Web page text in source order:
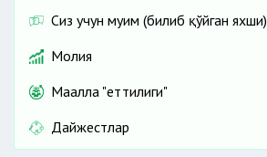
Сиз учун муҳим (билиб қўйган яхши)
Молия
Маҳалла "еттилиги"
Дайжестлар